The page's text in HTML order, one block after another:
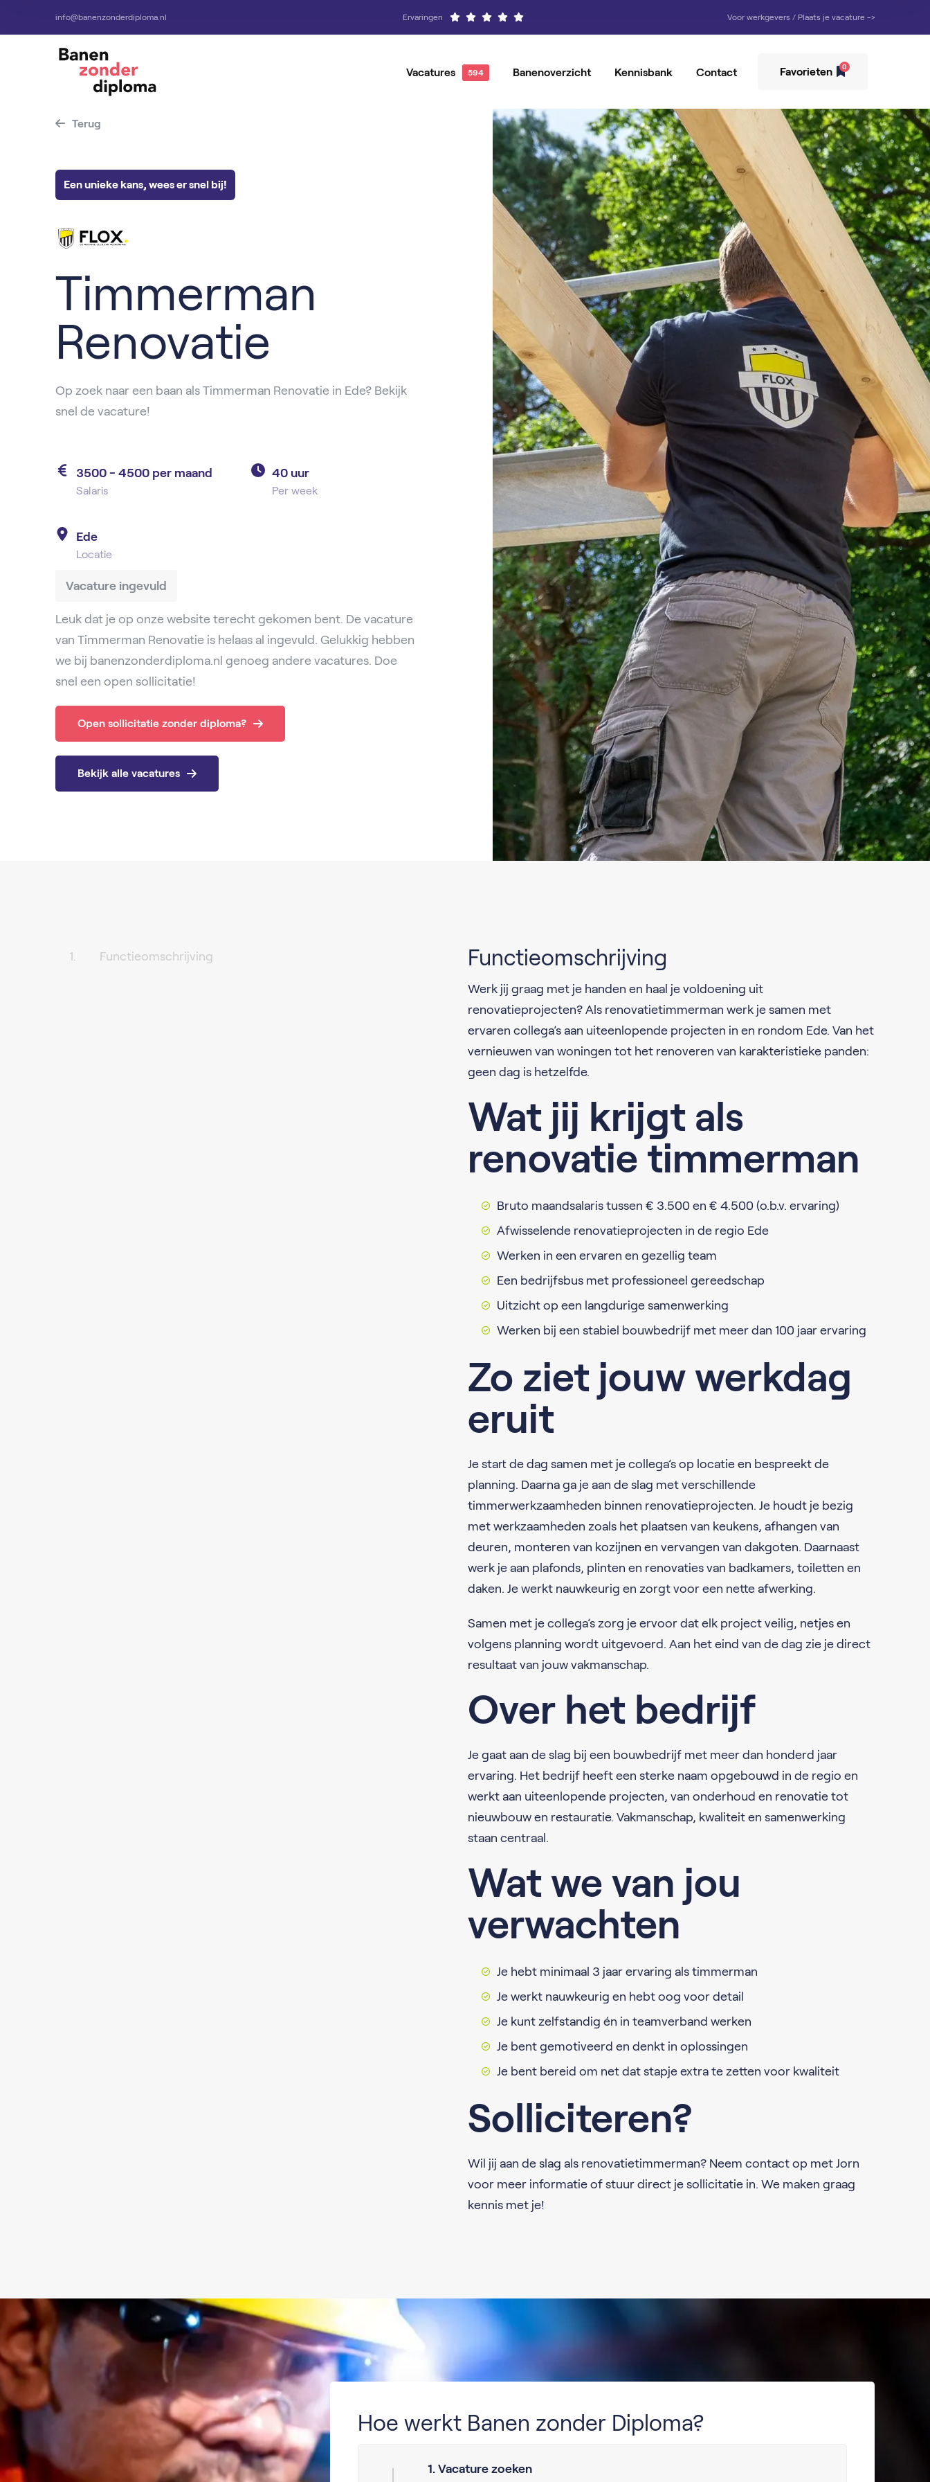
info@banenzonderdiploma.nl Ervaringen Voor werkgevers / Plaats je vacature ->
Vacatures
Vacatures per locatie
Vacature-alert
Banenoverzicht
Groenvoorziener
Magazijnmedewerker Orderpicker
Productiemedewerker
Kennisbank Contact Favorieten 0
Terug
Een unieke kans, wees er snel bij!
Timmerman
Renovatie
Op zoek naar een baan als Timmerman Renovatie in Ede? Bekijk
snel de vacature!
3500 - 4500 per maand
Salaris
40 uur
Per week
Ede
Locatie
Vacature ingevuld
Leuk dat je op onze website terecht gekomen bent. De vacature
van Timmerman Renovatie is helaas al ingevuld. Gelukkig hebben
we bij banenzonderdiploma.nl genoeg andere vacatures. Doe
snel een open sollicitatie!
Open sollicitatie zonder diploma?
Bekijk alle vacatures
Functieomschrijving Functieomschrijving
Werk jij graag met je handen en haal je voldoening uit
renovatieprojecten? Als renovatietimmerman werk je samen met
ervaren collega’s aan uiteenlopende projecten in en rondom Ede. Van het
vernieuwen van woningen tot het renoveren van karakteristieke panden:
geen dag is hetzelfde.
Wat jij krijgt als
renovatie timmerman
Bruto maandsalaris tussen € 3.500 en € 4.500 (o.b.v. ervaring)
Afwisselende renovatieprojecten in de regio Ede
Werken in een ervaren en gezellig team
Een bedrijfsbus met professioneel gereedschap
Uitzicht op een langdurige samenwerking
Werken bij een stabiel bouwbedrijf met meer dan 100 jaar ervaring
Zo ziet jouw werkdag
eruit
Je start de dag samen met je collega’s op locatie en bespreekt de
planning. Daarna ga je aan de slag met verschillende
timmerwerkzaamheden binnen renovatieprojecten. Je houdt je bezig
met werkzaamheden zoals het plaatsen van keukens, afhangen van
deuren, monteren van kozijnen en vervangen van dakgoten. Daarnaast
werk je aan plafonds, plinten en renovaties van badkamers, toiletten en
daken. Je werkt nauwkeurig en zorgt voor een nette afwerking.
Samen met je collega’s zorg je ervoor dat elk project veilig, netjes en
volgens planning wordt uitgevoerd. Aan het eind van de dag zie je direct
resultaat van jouw vakmanschap.
Over het bedrijf
Je gaat aan de slag bij een bouwbedrijf met meer dan honderd jaar
ervaring. Het bedrijf heeft een sterke naam opgebouwd in de regio en
werkt aan uiteenlopende projecten, van onderhoud en renovatie tot
nieuwbouw en restauratie. Vakmanschap, kwaliteit en samenwerking
staan centraal.
Wat we van jou
verwachten
Je hebt minimaal 3 jaar ervaring als timmerman
Je werkt nauwkeurig en hebt oog voor detail
Je kunt zelfstandig én in teamverband werken
Je bent gemotiveerd en denkt in oplossingen
Je bent bereid om net dat stapje extra te zetten voor kwaliteit
Solliciteren?
Wil jij aan de slag als renovatietimmerman? Neem contact op met Jorn
voor meer informatie of stuur direct je sollicitatie in. We maken graag
kennis met je!
Hoe werkt Banen zonder Diploma?
1. Vacature zoeken